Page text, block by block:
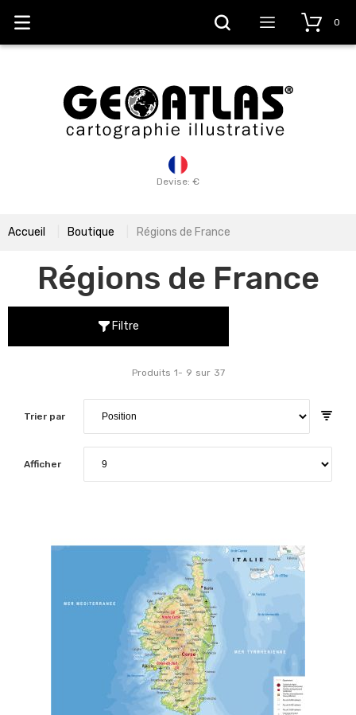
Devise: €
0
Accueil Boutique Régions de France
Régions de France
Filtre
Trier par
Produits 1- 9 sur 37
Afficher